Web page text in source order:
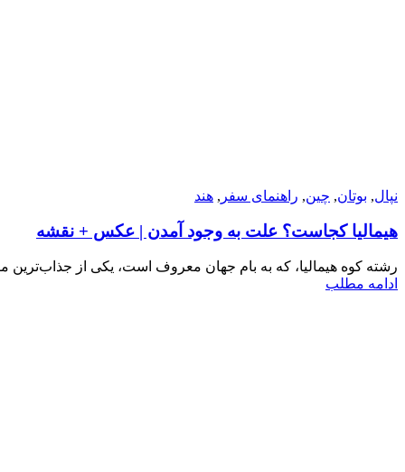
نپال, بوتان, چین, راهنمای سفر , هند
هیمالیا کجاست؟ علت به وجود آمدن | عکس + نقشه
رشته‌ کوه‌ هیمالیا، که به بام جهان معروف است، یکی از
ادامه مطلب